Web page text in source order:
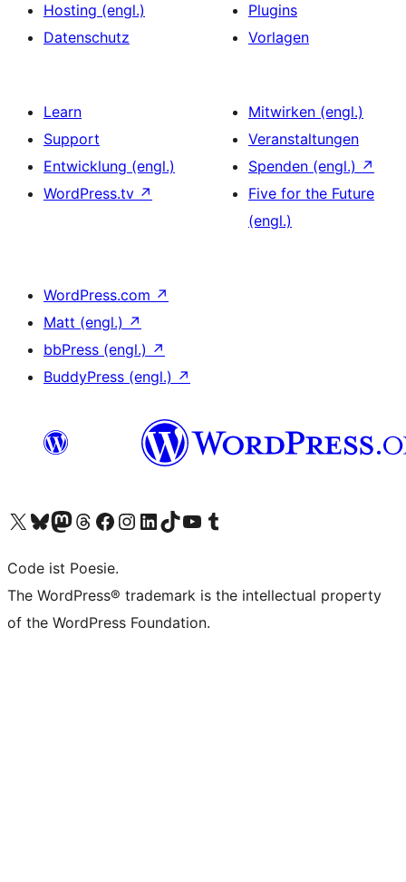
Hosting (engl.)
Datenschutz
Plugins
Vorlagen
Learn
Support
Entwicklung (engl.)
WordPress.tv ↗
Mitwirken (engl.)
Veranstaltungen
Spenden (engl.) ↗
Five for the Future
(engl.)
WordPress.com ↗
Matt (engl.) ↗
bbPress (engl.) ↗
BuddyPress (engl.) ↗
Unser X-Konto (früher Twitter) besuchen
Unser Bluesky-Konto besuchen
Unser Mastodon-Konto besuchen
Unser Threads-Konto besuchen
Unsere Facebook-Seite besuchen
Unser Instagram-Konto besuchen
Unser LinkedIn-Konto besuchen
Unser TikTok-Konto besuchen
Unseren YouTube-Kanal besuchen
Unser Tumblr-Konto besuchen
Code ist Poesie.
The WordPress® trademark is the intellectual property
of the WordPress Foundation.